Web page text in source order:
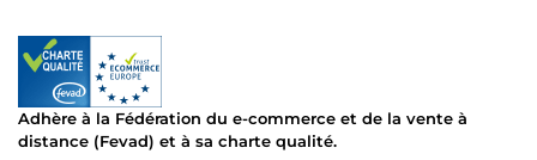
Adhère à la Fédération du e-commerce et de la vente à
distance (Fevad) et à sa charte qualité.